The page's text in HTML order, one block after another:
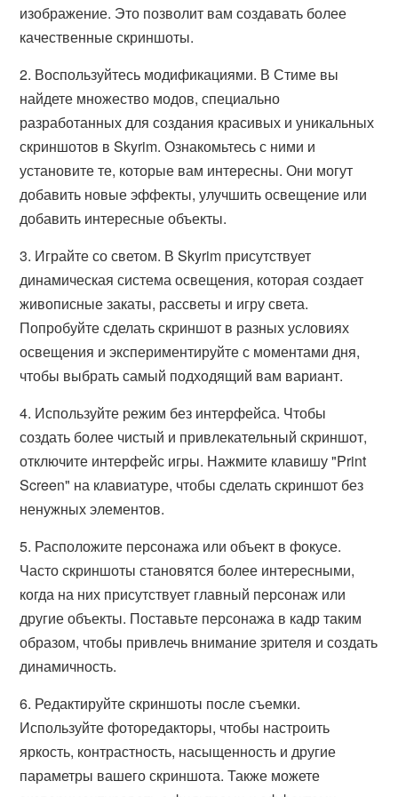
изображение. Это позволит вам создавать более
качественные скриншоты.
2. Воспользуйтесь модификациями. В Стиме вы
найдете множество модов, специально
разработанных для создания красивых и уникальных
скриншотов в Skyrim. Ознакомьтесь с ними и
установите те, которые вам интересны. Они могут
добавить новые эффекты, улучшить освещение или
добавить интересные объекты.
3. Играйте со светом. В Skyrim присутствует
динамическая система освещения, которая создает
живописные закаты, рассветы и игру света.
Попробуйте сделать скриншот в разных условиях
освещения и экспериментируйте с моментами дня,
чтобы выбрать самый подходящий вам вариант.
4. Используйте режим без интерфейса. Чтобы
создать более чистый и привлекательный скриншот,
отключите интерфейс игры. Нажмите клавишу "Print
Screen" на клавиатуре, чтобы сделать скриншот без
ненужных элементов.
5. Расположите персонажа или объект в фокусе.
Часто скриншоты становятся более интересными,
когда на них присутствует главный персонаж или
другие объекты. Поставьте персонажа в кадр таким
образом, чтобы привлечь внимание зрителя и создать
динамичность.
6. Редактируйте скриншоты после съемки.
Используйте фоторедакторы, чтобы настроить
яркость, контрастность, насыщенность и другие
параметры вашего скриншота. Также можете